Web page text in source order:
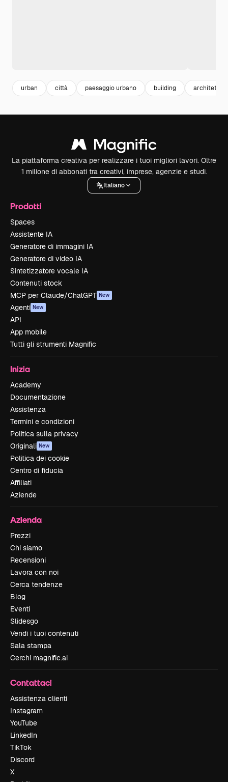
urban città paesaggio urbano building architettura
La piattaforma creativa per realizzare i tuoi migliori lavori. Oltre
1 milione di abbonati tra creativi, imprese, agenzie e studi.
Italiano
Prodotti
Spaces
Assistente IA
Generatore di immagini IA
Generatore di video IA
Sintetizzatore vocale IA
Contenuti stock
MCP per Claude/ChatGPT New
Agenti New
API
App mobile
Tutti gli strumenti Magnific
Inizia
Academy
Documentazione
Assistenza
Termini e condizioni
Politica sulla privacy
Originali New
Politica dei cookie
Centro di fiducia
Affiliati
Aziende
Azienda
Prezzi
Chi siamo
Recensioni
Lavora con noi
Cerca tendenze
Blog
Eventi
Slidesgo
Vendi i tuoi contenuti
Sala stampa
Cerchi magnific.ai
Contattaci
Assistenza clienti
Instagram
YouTube
LinkedIn
TikTok
Discord
X